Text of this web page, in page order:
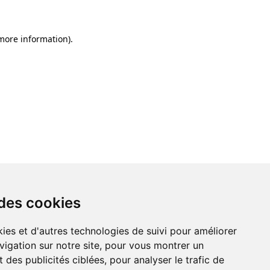
cookies
et d'autres technologies de suivi pour améliorer
sur notre site, pour vous montrer un
des publicités ciblées, pour analyser le trafic de
information).